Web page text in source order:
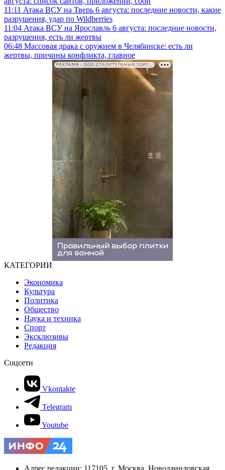
11:11 Атака ВСУ на Тверь 6 августа: последние новости, какие
разрушения, удар по Wildberries
11:04 Атака ВСУ на Ярославль 6 августа: последние новости,
разрушения, есть ли жертвы
06:48 Массовая драка с оружием в Челябинске: есть ли
жертвы, причины конфликта, главное
РЕКЛАМА • ООО СТРОИТЕЛЬНЫЙ ТОРГОВЫЙ ДОМ «ПЕТРОВИЧ». ИНН: 7802348846
КАТЕГОРИИ
Экономика
Культура
Политика
Общество
Наука и техника
Спорт
Эксклюзивы
Редакция
Соцсети
Vkontakte
Telegram
Youtube
Адрес редакции: 117105, г. Москва, Новоданиловская